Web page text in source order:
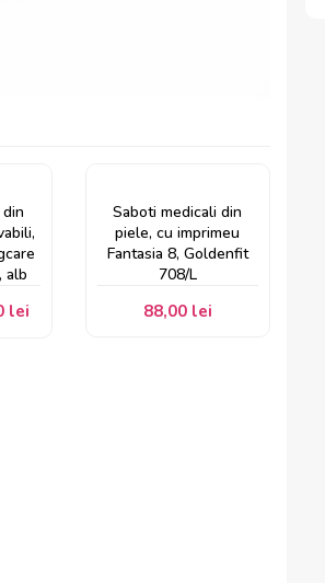
alb
lei
Saboti medicali din
piele, cu imprimeu
Fantasia 8, Goldenfit
708/L
88,00 lei